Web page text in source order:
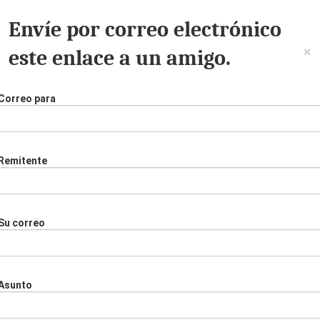
Envíe por correo electrónico
este enlace a un amigo.
×
para
correo